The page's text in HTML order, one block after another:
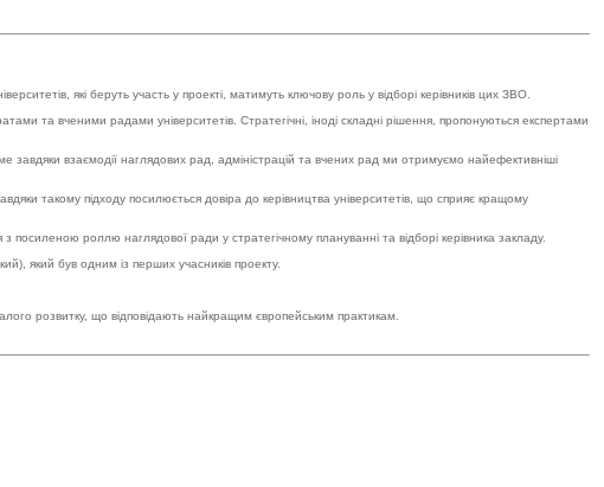
які беруть участь у проекті, матимуть ключову роль у відборі керівників цих ЗВО.
та вченими радами університетів. Стратегічні, іноді складні рішення, пропонуються експертами
завдяки взаємодії наглядових рад, адміністрацій та вчених рад ми отримуємо найефективніші
такому підходу посилюється довіра до керівництва університетів, що сприяє кращому
роллю наглядової ради у стратегічному плануванні та відборі керівника закладу.
який був одним із перших учасників проекту.
розвитку, що відповідають найкращим європейським практикам.